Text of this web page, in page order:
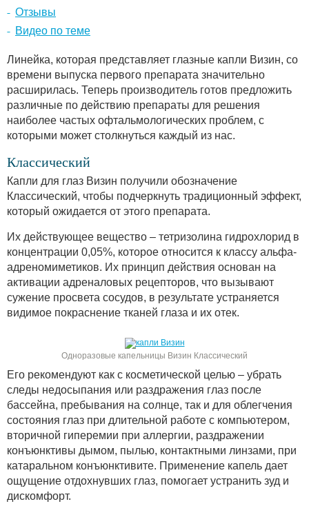
Отзывы
Видео по теме
Линейка, которая представляет глазные капли Визин, со
времени выпуска первого препарата значительно
расширилась. Теперь производитель готов предложить
различные по действию препараты для решения
наиболее частых офтальмологических проблем, с
которыми может столкнуться каждый из нас.
Классический
Капли для глаз Визин получили обозначение
Классический, чтобы подчеркнуть традиционный эффект,
который ожидается от этого препарата.
Их действующее вещество – тетризолина гидрохлорид в
концентрации 0,05%, которое относится к классу альфа-
адреномиметиков. Их принцип действия основан на
активации адреналовых рецепторов, что вызывают
сужение просвета сосудов, в результате устраняется
видимое покраснение тканей глаза и их отек.
Одноразовые капельницы Визин Классический
Его рекомендуют как с косметической целью – убрать
следы недосыпания или раздражения глаз после
бассейна, пребывания на солнце, так и для облегчения
состояния глаз при длительной работе с компьютером,
вторичной гиперемии при аллергии, раздражении
конъюнктивы дымом, пылью, контактными линзами, при
катаральном конъюнктивите. Применение капель дает
ощущение отдохнувших глаз, помогает устранить зуд и
дискомфорт.